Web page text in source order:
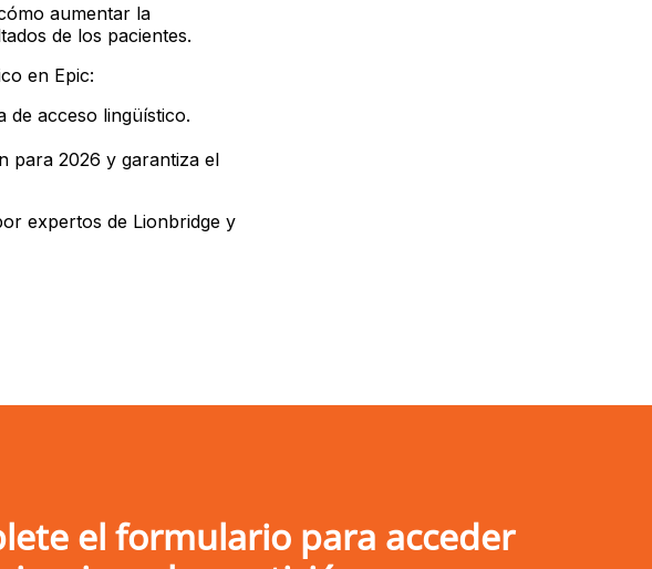
aumentar la
de los pacientes.
en Epic:
de acceso lingüístico.
para 2026 y garantiza el
expertos de Lionbridge y
el formulario para acceder